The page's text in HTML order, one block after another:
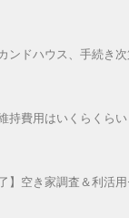
ンドハウス、手続き
持費用はいくらくらい
了】空き家調査＆利活